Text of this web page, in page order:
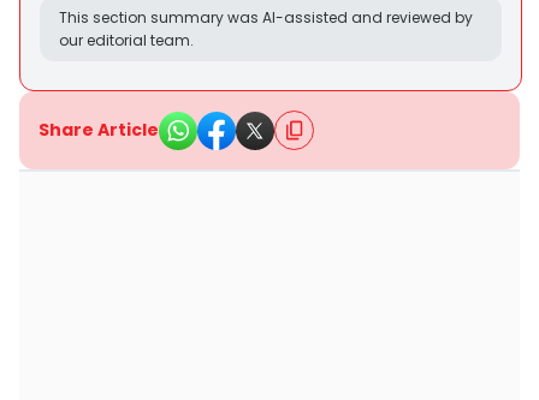
This section summary was AI-assisted and reviewed by
our editorial team.
Share Article